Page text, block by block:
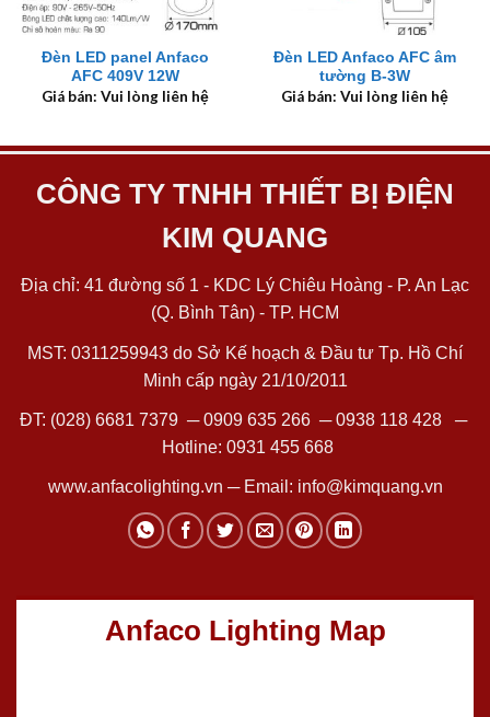
Đèn LED panel Anfaco
AFC 409V 12W
Giá bán: Vui lòng liên hệ
Đèn LED Anfaco AFC âm
tường B-3W
Giá bán: Vui lòng liên hệ
CÔNG TY TNHH THIẾT BỊ ĐIỆN
KIM QUANG
Địa chỉ: 41 đường số 1 - KDC Lý Chiêu Hoàng - P. An Lạc
(Q. Bình Tân) - TP. HCM
MST: 0311259943 do Sở Kế hoạch & Đầu tư Tp. Hồ Chí
Minh cấp ngày 21/10/2011
ĐT: (028) 6681 7379 ─0909 635 266─0938 118 428─
Hotline: 0931 455 668
www.anfacolighting.vn ─ Email: info@kimquang.vn
Anfaco Lighting Map